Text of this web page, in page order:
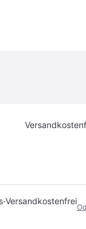
·Versandkostenfrei